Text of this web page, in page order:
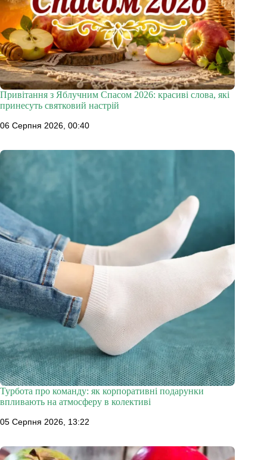
Привітання з Яблучним Спасом 2026: красиві слова, які
принесуть святковий настрій
06 Серпня 2026, 00:40
Турбота про команду: як корпоративні подарунки
впливають на атмосферу в колективі
05 Серпня 2026, 13:22